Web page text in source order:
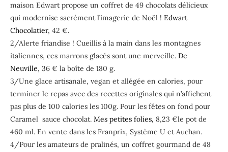
maison Edwart propose un coffret de 49 chocolats délicieux
qui modernise sacrément l’imagerie de Noël ! Edwart
Chocolatier, 42 €.
2/Alerte friandise ! Cueillis à la main dans les montagnes
italiennes, ces marrons glacés sont une merveille. De
Neuville, 36 € la boîte de 180 g.
3/Une glace artisanale, vegan et allégée en calories, pour
terminer le repas avec des recettes originales qui n’affichent
pas plus de 100 calories les 100g. Pour les fêtes on fond pour
Caramel sauce chocolat. Mes petites folies, 8,23 €le pot de
460 ml. En vente dans les Franprix, Système U et Auchan.
4/Pour les amateurs de pralinés, un coffret gourmand de 48